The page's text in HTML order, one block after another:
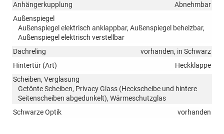
Anhängerkupplung
Abnehmbar
Außenspiegel
Außenspiegel elektrisch anklappbar, Außenspiegel beheizbar,
Außenspiegel elektrisch verstellbar
Dachreling
vorhanden, in Schwarz
Hintertür (Art)
Heckklappe
Scheiben, Verglasung
Getönte Scheiben, Privacy Glass (Heckscheibe und hintere
Seitenscheiben abgedunkelt), Wärmeschutzglas
Schwarze Optik
vorhanden